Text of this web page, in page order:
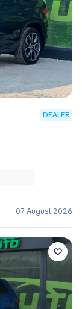
DEALER
07 August 2026